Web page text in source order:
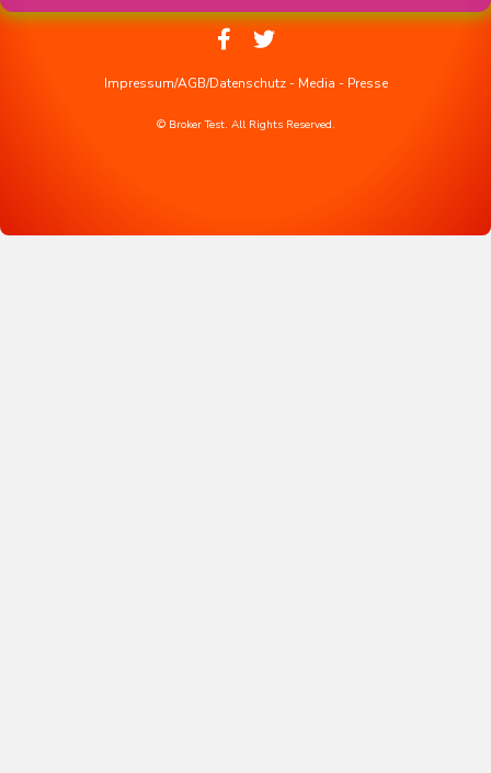
Impressum/AGB/Datenschutz- Media - Presse
© Broker Test. All Rights Reserved.